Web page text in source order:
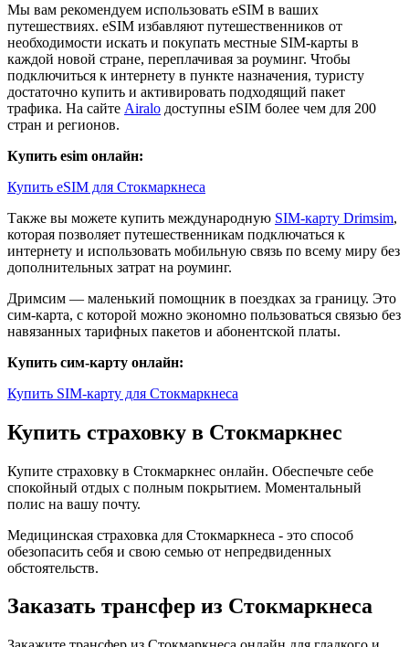
Мы вам рекомендуем использовать eSIM в ваших
путешествиях. eSIM избавляют путешественников от
необходимости искать и покупать местные SIM-карты в
каждой новой стране, переплачивая за роуминг. Чтобы
подключиться к интернету в пункте назначения, туристу
достаточно купить и активировать подходящий пакет
трафика. На сайте Airalo доступны eSIM более чем для 200
стран и регионов.
Купить esim онлайн:
Купить eSIM для Стокмаркнеса
Также вы можете купить международную SIM-карту Drimsim,
которая позволяет путешественникам подключаться к
интернету и использовать мобильную связь по всему миру без
дополнительных затрат на роуминг.
Дримсим — маленький помощник в поездках за границу. Это
сим-карта, с которой можно экономно пользоваться связью без
навязанных тарифных пакетов и абонентской платы.
Купить сим-карту онлайн:
Купить SIM-карту для Стокмаркнеса
Купить страховку в Стокмаркнес
Купите страховку в Стокмаркнес онлайн. Обеспечьте себе
спокойный отдых с полным покрытием. Моментальный
полис на вашу почту.
Медицинская страховка для Стокмаркнеса - это способ
обезопасить себя и свою семью от непредвиденных
обстоятельств.
Заказать трансфер из Стокмаркнеса